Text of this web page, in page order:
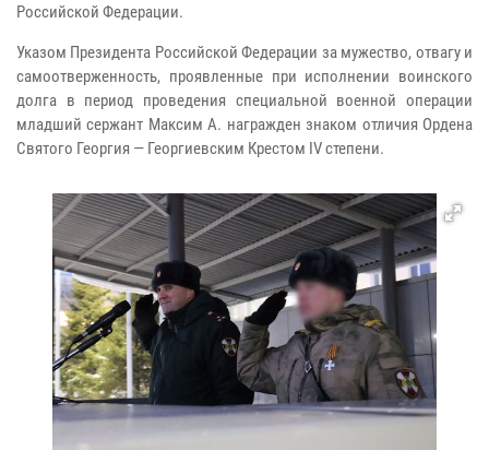
Российской Федерации.
Указом Президента Российской Федерации за мужество, отвагу и
самоотверженность, проявленные при исполнении воинского
долга в период проведения специальной военной операции
младший сержант Максим А. награжден знаком отличия Ордена
Святого Георгия — Георгиевским Крестом IV степени.